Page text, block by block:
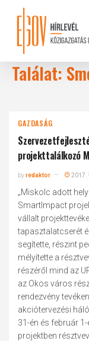
content
Találat:
GAZDASÁG
projekttalálkozó
byredaktor 2017.
„Miskolc adott
SmartImpact
vállalt
tapasztalatcserét
segítette, részint
mélyítette a
részéről mind az
az Okos város
rendezvény
akciótervezési
31-én és február
projektben